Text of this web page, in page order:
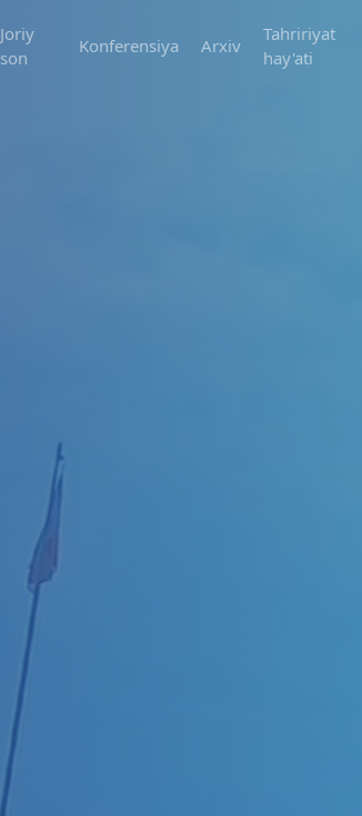
Joriy
son
Konferensiya Arxiv
Tahririyat
hay'ati